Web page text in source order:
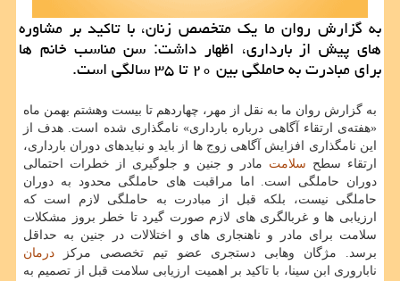
به گزارش روان ما یك متخصص زنان، با تاكید بر مشاوره
های پیش از بارداری، اظهار داشت: سن مناسب خانم ها
برای مبادرت به حاملگی بین ۲۰ تا ۳۵ سالگی است.
به گزارش روان ما به نقل از مهر، چهاردهم تا بیست وهشتم بهمن ماه
«هفته‌ی ارتقاء آگاهی درباره بارداری» نامگذاری شده است. هدف از
این نامگذاری افزایش آگاهی زوج ها از باید و نبایدهای دوران بارداری،
ارتقاء سطح سلامت مادر و جنین و جلوگیری از خطرات احتمالی
دوران حاملگی است. اما مراقبت های حاملگی محدود به دوران
حاملگی نیست، بلكه قبل از مبادرت به حاملگی لازم است كه
ارزیابی ها و غربالگری های لازم صورت گیرد تا خطر بروز مشكلات
سلامت برای مادر و ناهنجاری های و اختلالات در جنین به حداقل
برسد. مژگان وهابی دستجری عضو تیم تخصصی مركز درمان
ناباروری ابن سینا، با تاكید بر اهمیت ارزیابی سلامت قبل از تصمیم به